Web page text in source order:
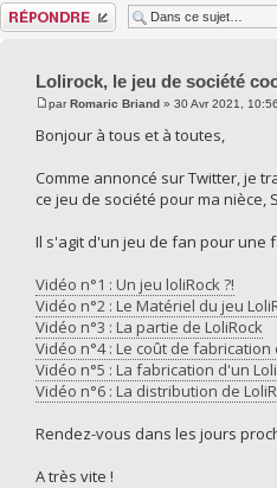
Répondre
Lolirock, le jeu de société
parRomaric Briand » 30 Avr 2021, 10:56
Bonjour à tous et à toutes,
Comme annoncé sur Twitter, je
ce jeu de société pour ma nièce,
Il s'agit d'un jeu de fan pour une
Vidéo n°1 : Un jeu loliRock ?!
Vidéo n°2 : Le Matériel du jeu
Vidéo n°3 : La partie de LoliRock
Vidéo n°4 : Le coût de fabrication
Vidéo n°5 : La fabrication d'un
Vidéo n°6 : La distribution de
Rendez-vous dans les jours
A très vite !